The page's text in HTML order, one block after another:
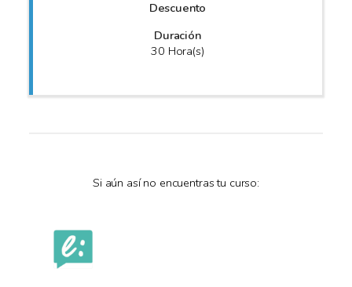
Descuento
Duración
30 Hora(s)
Si aún así no encuentras tu curso: